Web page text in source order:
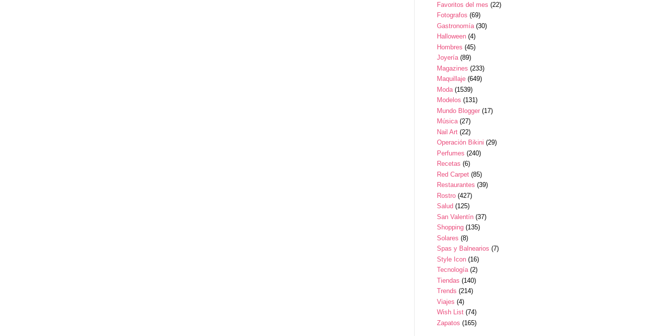
Favoritos del mes (22)
Fotografos (69)
Gastronomía (30)
Halloween (4)
Hombres (45)
Joyería (89)
Magazines (233)
Maquillaje (649)
Moda (1539)
Modelos (131)
Mundo Blogger (17)
Música (27)
Nail Art (22)
Operación Bikini (29)
Perfumes (240)
Recetas (6)
Red Carpet (85)
Restaurantes (39)
Rostro (427)
Salud (125)
San Valentín (37)
Shopping (135)
Solares (8)
Spas y Balnearios (7)
Style Icon (16)
Tecnología (2)
Tiendas (140)
Trends (214)
Viajes (4)
Wish List (74)
Zapatos (165)